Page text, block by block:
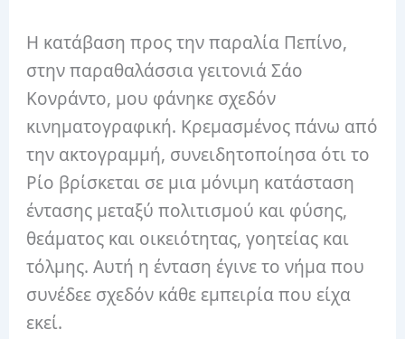
Η κατάβαση προς την παραλία Πεπίνο,
στην παραθαλάσσια γειτονιά Σάο
Κονράντο, μου φάνηκε σχεδόν
κινηματογραφική. Κρεμασμένος πάνω από
την ακτογραμμή, συνειδητοποίησα ότι το
Ρίο βρίσκεται σε μια μόνιμη κατάσταση
έντασης μεταξύ πολιτισμού και φύσης,
θεάματος και οικειότητας, γοητείας και
τόλμης. Αυτή η ένταση έγινε το νήμα που
συνέδεε σχεδόν κάθε εμπειρία που είχα
εκεί.